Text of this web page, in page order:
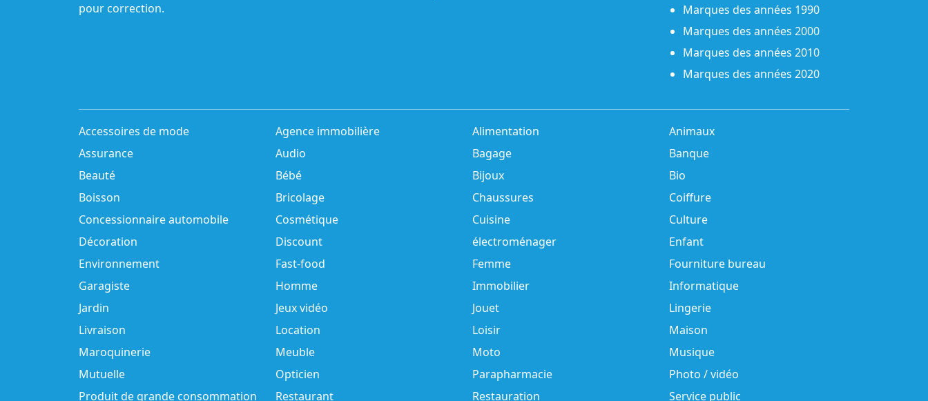
pour correction.
Marques des années 1990
Marques des années 2000
Marques des années 2010
Marques des années 2020
Accessoires de mode Agence immobilière Alimentation
Animaux
Assurance
Audio Bagage
Banque
Beauté
Bébé Bijoux
Bio
Boisson
Bricolage Chaussures
Coiffure
Concessionnaire automobile
Cosmétique Cuisine
Culture
Décoration
Discount électroménager
Enfant
Environnement
Fast-food Femme
Fourniture bureau
Garagiste
Homme Immobilier
Informatique
Jardin
Jeux vidéo Jouet
Lingerie
Livraison
Location Loisir
Maison
Maroquinerie
Meuble Moto
Musique
Mutuelle
Opticien Parapharmacie
Photo / vidéo
Produit de grande consommation
Restaurant Restauration Service public